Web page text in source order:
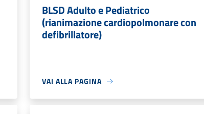
BLSD Adulto e Pediatrico
(rianimazione cardiopolmonare con
defibrillatore)
VAI ALLA PAGINA